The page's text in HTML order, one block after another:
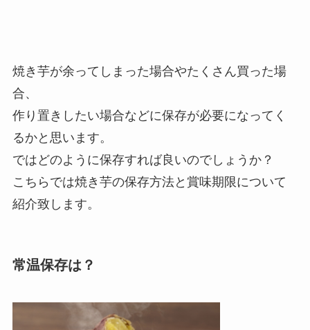
焼き芋が余ってしまった場合やたくさん買った場
合、
作り置きしたい場合などに保存が必要になってく
るかと思います。
ではどのように保存すれば良いのでしょうか？
こちらでは焼き芋の保存方法と賞味期限について
紹介致します。
常温保存は？